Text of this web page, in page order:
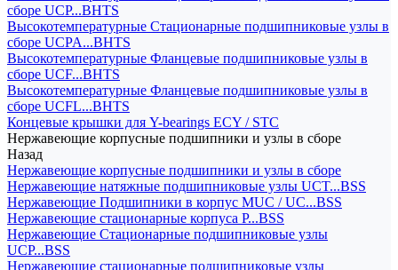
сборе UCP...BHTS
Высокотемпературные Стационарные подшипниковые узлы в
сборе UCPA...BHTS
Высокотемпературные Фланцевые подшипниковые узлы в
сборе UCF...BHTS
Высокотемпературные Фланцевые подшипниковые узлы в
сборе UCFL...BHTS
Концевые крышки для Y-bearings ECY / STC
Нержавеющие корпусные подшипники и узлы в сборе
Назад
Нержавеющие корпусные подшипники и узлы в сборе
Нержавеющие натяжные подшипниковые узлы UCT...BSS
Нержавеющие Подшипники в корпус MUC / UC...BSS
Нержавеющие стационарные корпуса P...BSS
Нержавеющие Стационарные подшипниковые узлы
UCP...BSS
Нержавеющие стационарные подшипниковые узлы